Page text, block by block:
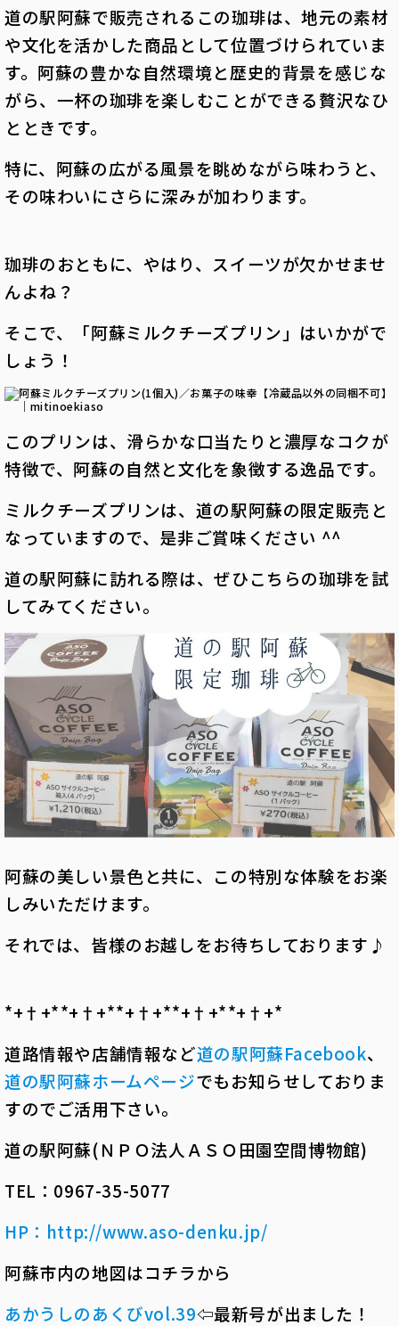
道の駅阿蘇で販売されるこの珈琲は、地元の素材
や文化を活かした商品として位置づけられていま
す。阿蘇の豊かな自然環境と歴史的背景を感じな
がら、一杯の珈琲を楽しむことができる贅沢なひ
とときです。
特に、阿蘇の広がる風景を眺めながら味わうと、
その味わいにさらに深みが加わります。
珈琲のおともに、やはり、スイーツが欠かせませ
んよね？
そこで、「阿蘇ミルクチーズプリン」はいかがで
しょう！
このプリンは、滑らかな口当たりと濃厚なコクが
特徴で、阿蘇の自然と文化を象徴する逸品です。
ミルクチーズプリンは、道の駅阿蘇の限定販売と
なっていますので、是非ご賞味ください ^^
道の駅阿蘇に訪れる際は、ぜひこちらの珈琲を試
してみてください。
阿蘇の美しい景色と共に、この特別な体験をお楽
しみいただけます。
それでは、皆様のお越しをお待ちしております♪
*+†+*――*+†+*――*+†+*――*+†+*――*+†+*――
道路情報や店舗情報など道の駅阿蘇Facebook、
道の駅阿蘇ホームページでもお知らせしておりま
すのでご活用下さい。
道の駅阿蘇(ＮＰＯ法人ＡＳＯ田園空間博物館)
TEL：0967-35-5077
HP ： http://www.aso-denku.jp/
阿蘇市内の地図はコチラから
あかうしのあくびvol.39⇦最新号が出ました！